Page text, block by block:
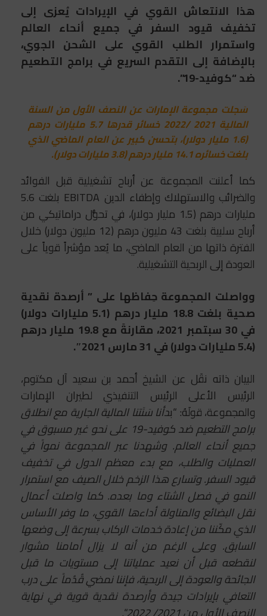
هذا الانتعاش القوي في الإيرادات يُعزى إلى
تخفيف قيود السفر في جميع أنحاء العالم
واستمرار الطلب القوي على الشحن الجوي،
بالإضافة إلى التقدم السريع في برامج التطعيم
ضد “كوفيد-19”.
سَجلت مجموعة الإمارات عن النصف الأول من السنة
المالية 2021 /2022 خسائر قدرها 5.7 مليارات درهم
(1.6 مليار دولار)، بتحسن كبير عن العام الماضي الذي
بلغت خسائره 14.1 مليار درهم (3.8 مليارات دولار).
كما أعلنت المجموعة عن أرباح تشغيلية قبل الفوائد
والضرائب والاستهلاك وإطفاء الدين EBITDA بلغت 5.6
مليارات درهم (1.5 مليار دولار)، في تحوُّل دراماتيكي من
أرباح سلبية بلغت 43 مليون درهم (12 مليون دولار) خلال
الفترة ذاتها من العام الماضي، ما يُعد مؤشراً قوياً على
العودة إلى الربحية التشغيلية.
وواصلت المجموعة حِفاظها على ” أرصدة نقدية
صحية بلغت 18.8 مليار درهم (5.1 مليارات دولار)
في 30 سبتمبر 2021، مقارنةً مع 19.8 مليار درهم
(5.4 مليارات دولار) في 31 مارس 2021″.
البيان ذاته نقَل عن الشيخ أحمد بن سعيد آل مكتوم،
الرئيس الأعلى الرئيس التنفيذي لطيران الإمارات
والمجموعة، قولَهُ: “بدأنا سَنَتنا المالية الجارية مع انطلاق
برامج التطعيم ضد كوفيد-19 على نحو غير مسبوق في
جميع أنحاء العالم. وشهدنا عبر المجموعة نمواً في
العمليات والطلب، مع بدء معظم الدول في تخفيف
قيود السفر. وتسارع هذا الزخم خلال الصيف مع استمرار
النمو في فصل الشتاء وما بعده. كما واصلت أعمال
نقل البضائع والمناولة أداءها القوي، ما وفر الأساس
الذي مكّننا من إعادة خدمات الركاب بسرعة إلى وضعها
السابق. وعلى الرغم من أنه لا يزال أمامنا مشوار
لنقطعه قبل أن نعيد عملياتنا إلى مستويات ما قبل
الجائحة والعودة إلى الربحية، فإننا نمضي قُدُماً على درب
التعافي بإيرادات جيدة وأرصدة نقدية قوية في نهاية